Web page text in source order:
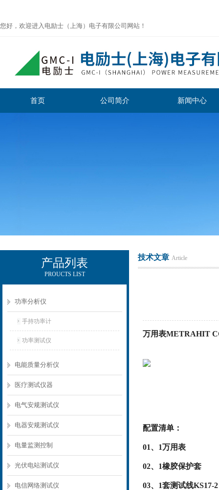
您好，欢迎进入电励士（上海）电子有限公司网站！
首页 公司简介 新闻中心
产品列表
PROUCTS LIST
功率分析仪
手持功率计
功率测试仪
电能质量分析仪
医疗测试仪器
电气安规测试仪
电器安规测试仪
电量监测控制
光伏电站测试仪
电信网络测试仪
技术文章 Article
万用表METRAHIT
配置清单：
01、 1万用表
02、 1橡胶保护套
03、1套测试线KS17-2